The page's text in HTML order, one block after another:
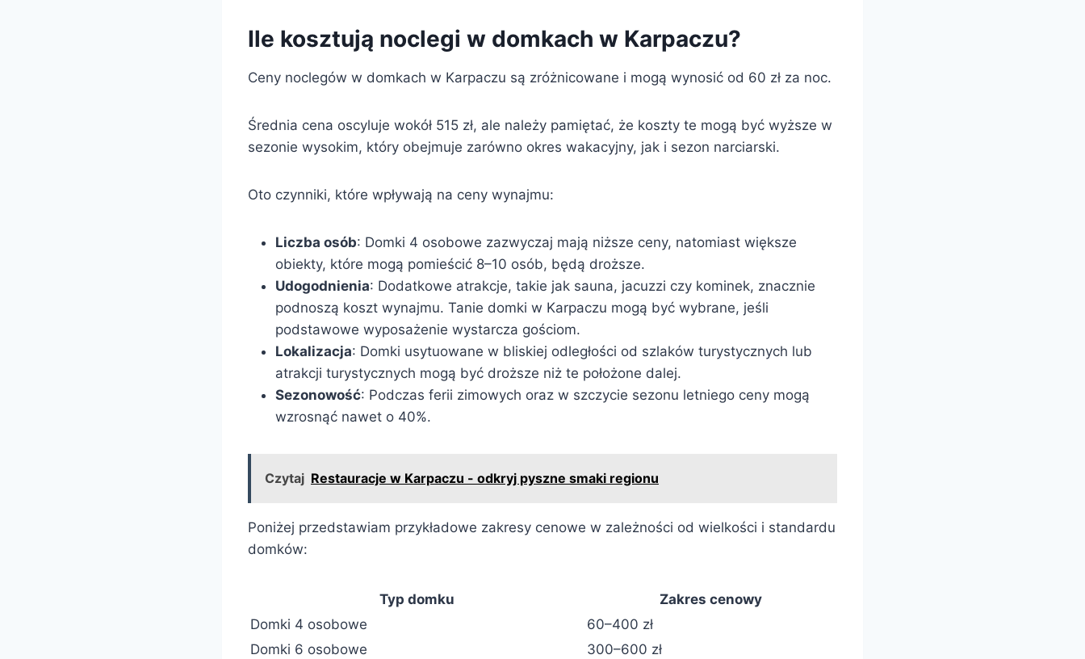
Ile kosztują noclegi w domkach w Karpaczu?
Ceny noclegów w domkach w Karpaczu są zróżnicowane i mogą wynosić od 60 zł za noc.
Średnia cena oscyluje wokół 515 zł, ale należy pamiętać, że koszty te mogą być wyższe w
sezonie wysokim, który obejmuje zarówno okres wakacyjny, jak i sezon narciarski.
Oto czynniki, które wpływają na ceny wynajmu:
Liczba osób: Domki 4 osobowe zazwyczaj mają niższe ceny, natomiast większe
obiekty, które mogą pomieścić 8–10 osób, będą droższe.
Udogodnienia: Dodatkowe atrakcje, takie jak sauna, jacuzzi czy kominek, znacznie
podnoszą koszt wynajmu. Tanie domki w Karpaczu mogą być wybrane, jeśli
podstawowe wyposażenie wystarcza gościom.
Lokalizacja: Domki usytuowane w bliskiej odległości od szlaków turystycznych lub
atrakcji turystycznych mogą być droższe niż te położone dalej.
Sezonowość: Podczas ferii zimowych oraz w szczycie sezonu letniego ceny mogą
wzrosnąć nawet o 40%.
Czytaj Restauracje w Karpaczu - odkryj pyszne smaki regionu
Poniżej przedstawiam przykładowe zakresy cenowe w zależności od wielkości i standardu
domków:
Typ domku
Zakres cenowy
Domki 4 osobowe
60–400 zł
Domki 6 osobowe
300–600 zł